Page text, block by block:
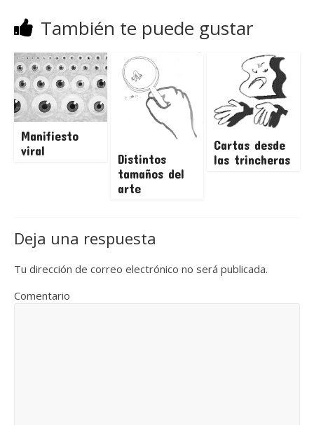
También te puede gustar
Manifiesto
viral
Distintos
tamaños del
arte
Cartas desde
las trincheras
Deja una respuesta
Tu dirección de correo electrónico no será publicada.
Comentario